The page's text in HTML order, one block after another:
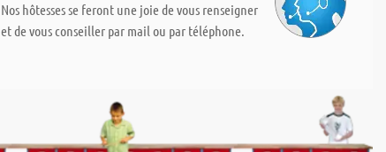
Nos hôtesses se feront une joie de vous renseigner
et de vous conseiller par mail ou par téléphone.